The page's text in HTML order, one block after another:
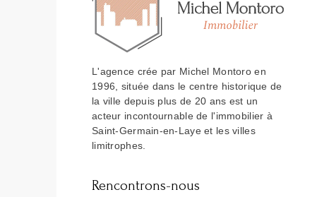
L'agence crée par Michel Montoro en
1996, située dans le centre historique de
la ville depuis plus de 20 ans est un
acteur incontournable de l'immobilier à
Saint-Germain-en-Laye et les villes
limitrophes.
Rencontrons-nous